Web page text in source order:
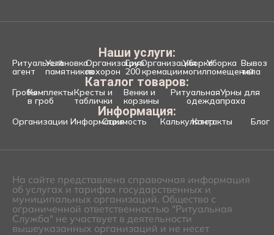
Наши услуги:
Ритуальный
агент
Установка
памятников
Организация
похорон
Груз
200
Организация
кремации
Уборка
могил
Уборка
помещений
Вывоз
тела
Каталог товаров:
ГробыКомплекты
в гроб
Кресты и
таблички
Венки и
корзины
Ритуальная
одежда
Урны для
праха
Информация:
Организации ИнформацияСтоимость Калькулятор
Контакты Блог
На сайте представлена справочная информация
об услугах и тарифах государственных и
муниципальных организаций. Общество с
ограниченной ответственностью "Ритуальная
Служба" не участвует в деятельности
вышеуказанных организаций и не несет